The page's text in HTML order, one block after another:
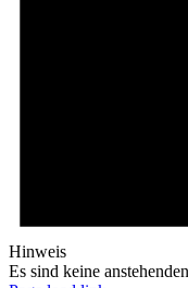
Hinweis
Es sind keine